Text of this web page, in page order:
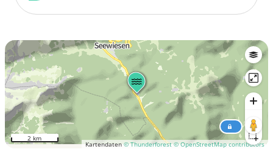
Kartendaten © Thunderforest © OpenStreetMap contributors
2 km